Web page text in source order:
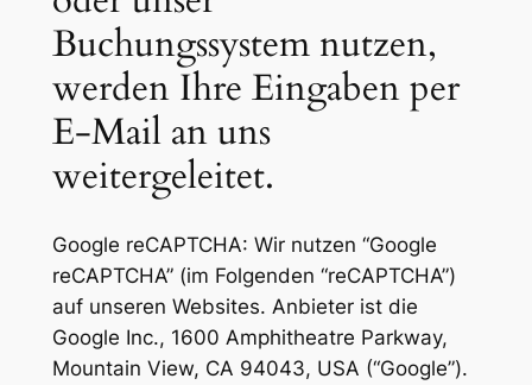
Buchungssystem nutzen,
werden Ihre Eingaben per
E-Mail an uns
weitergeleitet.
Google reCAPTCHA: Wir nutzen “Google
reCAPTCHA” (im Folgenden “reCAPTCHA”)
auf unseren Websites. Anbieter ist die
Google Inc., 1600 Amphitheatre Parkway,
Mountain View, CA 94043, USA (“Google”).